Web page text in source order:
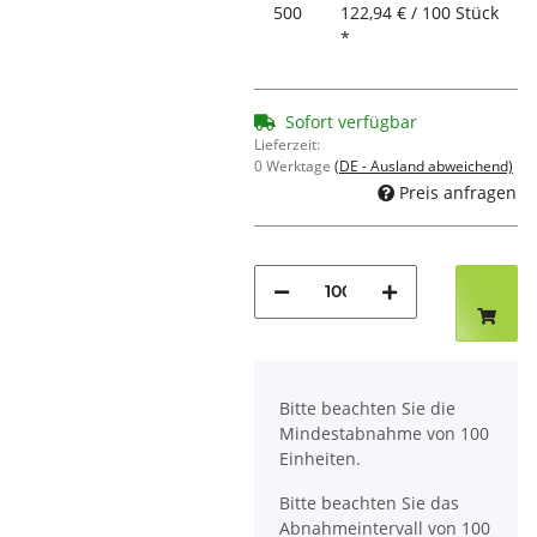
500
122,94 € / 100 Stück
*
Sofort verfügbar
Lieferzeit:
0 Werktage (DE - Ausland abweichend)
Preis anfragen
Bitte beachten Sie die
Mindestabnahme von 100
Einheiten.
Bitte beachten Sie das
Abnahmeintervall von 100